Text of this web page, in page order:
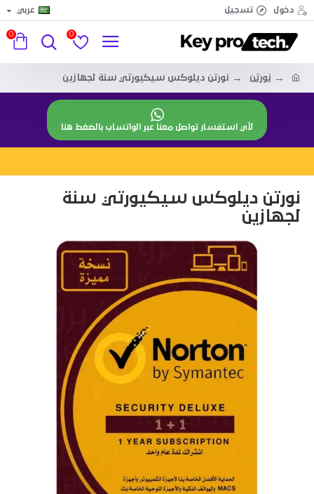
دخول تسجيل عربي
0
0
نورتن نورتن ديلوكس سيكيورتي سنة لجهازين
لأي استفسار تواصل معنا عبر الواتساب بالضغط هنا
نورتن ديلوكس سيكيورتي سنة
لجهازين